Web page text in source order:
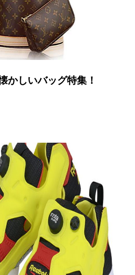
かしいバッグ特集！